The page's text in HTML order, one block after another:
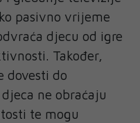
pasivno vrijeme
djecu od igre
Također,
dovesti do
ne obraćaju
te mogu